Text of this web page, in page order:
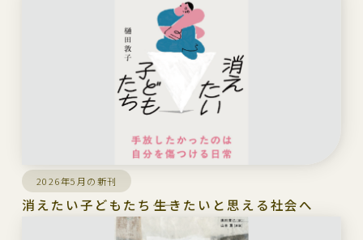
2026年5月の新刊
消えたい子どもたち――生きたいと思える社会へ